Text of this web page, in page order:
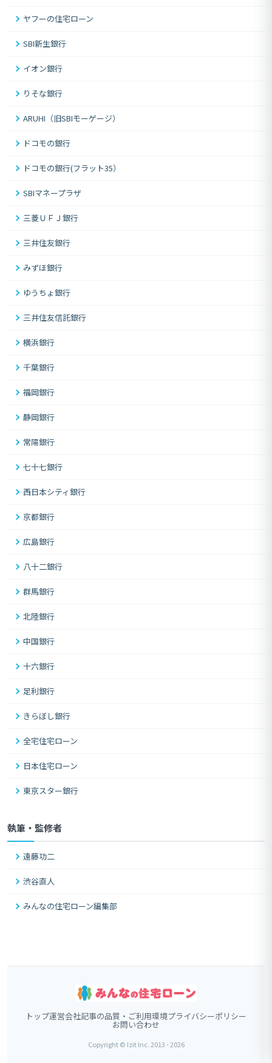
ヤフーの住宅ローン
SBI新生銀行
イオン銀行
りそな銀行
ARUHI（旧SBIモーゲージ）
ドコモの銀行
ドコモの銀行(フラット35）
SBIマネープラザ
三菱ＵＦＪ銀行
三井住友銀行
みずほ銀行
ゆうちょ銀行
三井住友信託銀行
横浜銀行
千葉銀行
福岡銀行
静岡銀行
常陽銀行
七十七銀行
西日本シティ銀行
京都銀行
広島銀行
八十二銀行
群馬銀行
北陸銀行
中国銀行
十六銀行
足利銀行
きらぼし銀行
全宅住宅ローン
日本住宅ローン
東京スター銀行
執筆・監修者
遠藤功二
渋谷直人
みんなの住宅ローン編集部
トップ運営会社記事の品質・ご利用環境プライバシーポリシー
お問い合わせ
Copyright © Izit Inc. 2013 - 2026